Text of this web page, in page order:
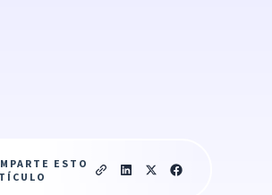
ESTO